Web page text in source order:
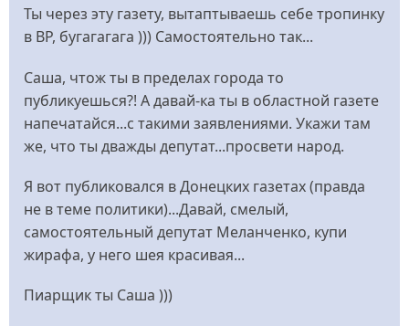
Ты через эту газету, вытаптываешь себе тропинку
в ВР, бугагагага ))) Самостоятельно так...
Саша, чтож ты в пределах города то
публикуешься?! А давай-ка ты в областной газете
напечатайся...с такими заявлениями. Укажи там
же, что ты дважды депутат...просвети народ.
Я вот публиковался в Донецких газетах (правда
не в теме политики)...Давай, смелый,
самостоятельный депутат Меланченко, купи
жирафа, у него шея красивая...
Пиарщик ты Саша )))